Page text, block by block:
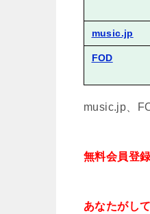
music.jp
FOD
music.jp、
無料会員登
あなたがし